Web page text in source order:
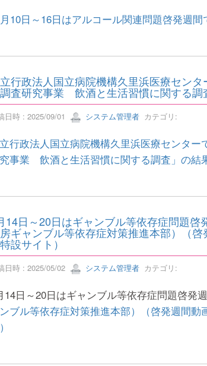
10日～16日はアルコール関連問題啓発週間
行政法人国立病院機構久里浜医療セン
査研究事業 飲酒と生活習慣に関する調
日時 : 2025/09/01 システム管理者カテゴリ:
行政法人国立病院機構久里浜医療センタ
事業 飲酒と生活習慣に関する調査」の結
14日～20日はギャンブル等依存症問題
ギャンブル等依存症対策推進本部）（
設サイト）
日時 : 2025/05/02 システム管理者カテゴリ:
14日～20日はギャンブル等依存症問題啓発週
ブル等依存症対策推進本部）
（啓発週間動